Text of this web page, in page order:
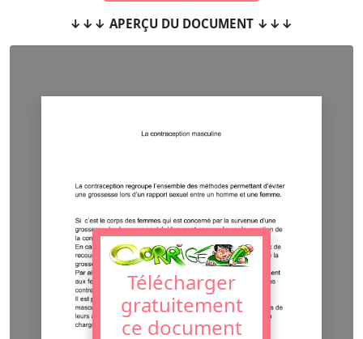
↓↓↓ APERÇU DU DOCUMENT ↓↓↓
Télécharger
gratuitement
ce document